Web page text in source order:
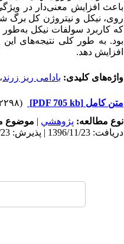
باعث افزایش معنی‌دار در
روی، نیکل و نیتروژن کل برگ
که کاربرد سولفات نیکل
بود. به ‌طور کلی نتیجه‌‌های
افزایش دهد.
واژه‌های کلیدی: بادامی ریز زرند،
متن کامل [PDF 705 kb]
(۲۲۹۸ دریافت)
نوع مطالعه: پژوهشي | موضوع
دریافت: 1396/11/23 | پذیرش: 1396/11/23 | انتشار: 1396/11/23